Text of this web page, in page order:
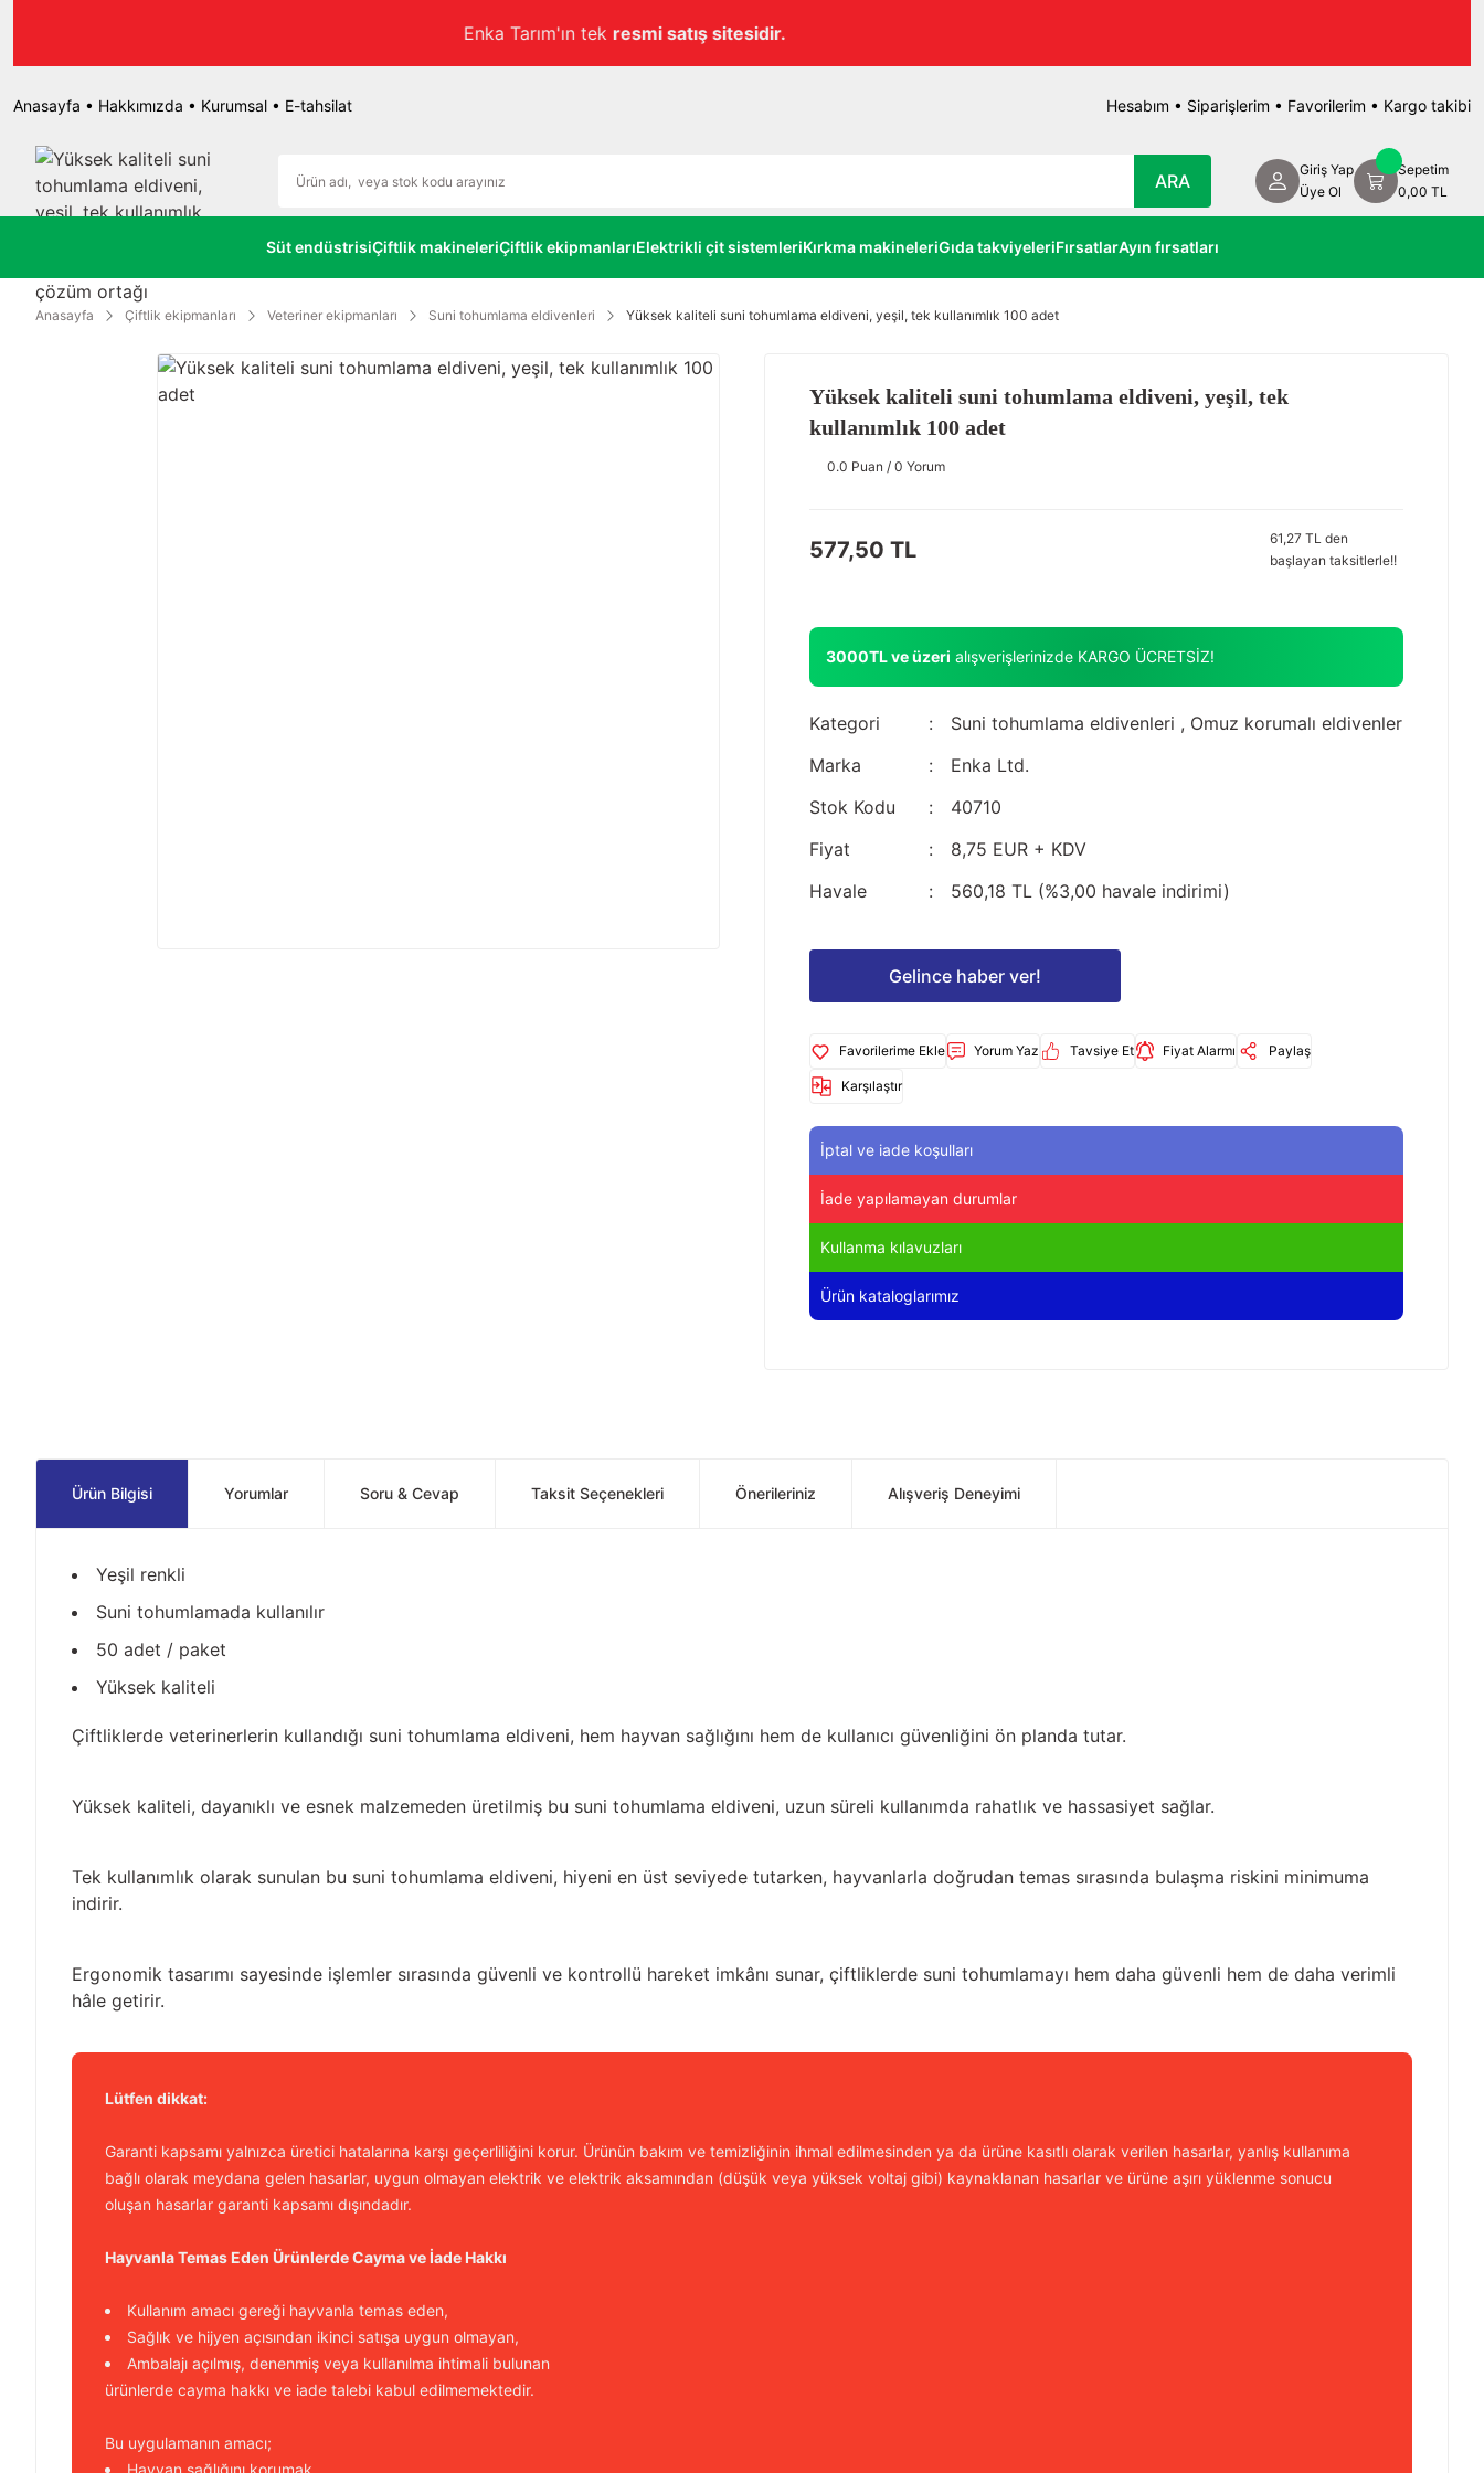
Havale ile ödemelerdealt limitsiz
Anasayfa • Hakkımızda • Kurumsal • E-tahsilat Hesabım • Siparişlerim • Favorilerim • Kargo takibi
ARA
Giriş Yap
Üye Ol
Sepetim
0,00 TL
Süt endüstrisiÇiftlik makineleriÇiftlik ekipmanlarıElektrikli çit sistemleriKırkma makineleriGıda takviyeleriFırsatlarAyın fırsatları
Anasayfa Çiftlik ekipmanları Veteriner ekipmanları Suni tohumlama eldivenleri Yüksek kaliteli suni tohumlama eldiveni, yeşil, tek kullanımlık 100 adet
Yüksek kaliteli suni tohumlama eldiveni, yeşil, tek
kullanımlık 100 adet
0.0 Puan / 0 Yorum
577,50 TL
61,27 TL den
başlayan taksitlerle!!
3000TL ve üzeri alışverişlerinizde KARGO ÜCRETSİZ!
Kategori Suni tohumlama eldivenleri , Omuz korumalı eldivenler
Marka
Enka Ltd.
Stok Kodu
40710
Fiyat
8,75 EUR + KDV
Havale
560,18 TL (%3,00 havale indirimi)
Gelince haber ver!
Yorum Yaz Tavsiye Et Fiyat Alarmı Paylaş
Karşılaştır
İptal ve iade koşulları
İade yapılamayan durumlar
Kullanma kılavuzları
Ürün kataloglarımız
Ürün Bilgisi Yorumlar Soru & Cevap Taksit Seçenekleri Önerileriniz Alışveriş Deneyimi
Yeşil renkli
Suni tohumlamada kullanılır
50 adet / paket
Yüksek kaliteli
Çiftliklerde veterinerlerin kullandığı suni tohumlama eldiveni, hem hayvan sağlığını hem de kullanıcı güvenliğini ön planda tutar.
Yüksek kaliteli, dayanıklı ve esnek malzemeden üretilmiş bu suni tohumlama eldiveni, uzun süreli kullanımda rahatlık ve hassasiyet sağlar.
Tek kullanımlık olarak sunulan bu suni tohumlama eldiveni, hiyeni en üst seviyede tutarken, hayvanlarla doğrudan temas sırasında bulaşma riskini minimuma
indirir.
Ergonomik tasarımı sayesinde işlemler sırasında güvenli ve kontrollü hareket imkânı sunar, çiftliklerde suni tohumlamayı hem daha güvenli hem de daha verimli
hâle getirir.
Lütfen dikkat:
Garanti kapsamı yalnızca üretici hatalarına karşı geçerliliğini korur. Ürünün bakım ve temizliğinin ihmal edilmesinden ya da ürüne kasıtlı olarak verilen hasarlar, yanlış kullanıma
bağlı olarak meydana gelen hasarlar, uygun olmayan elektrik ve elektrik aksamından (düşük veya yüksek voltaj gibi) kaynaklanan hasarlar ve ürüne aşırı yüklenme sonucu
oluşan hasarlar garanti kapsamı dışındadır.
Hayvanla Temas Eden Ürünlerde Cayma ve İade Hakkı
Kullanım amacı gereği hayvanla temas eden,
Sağlık ve hijyen açısından ikinci satışa uygun olmayan,
Ambalajı açılmış, denenmiş veya kullanılma ihtimali bulunan
ürünlerde cayma hakkı ve iade talebi kabul edilmemektedir.
Bu uygulamanın amacı;
Hayvan sağlığını korumak,